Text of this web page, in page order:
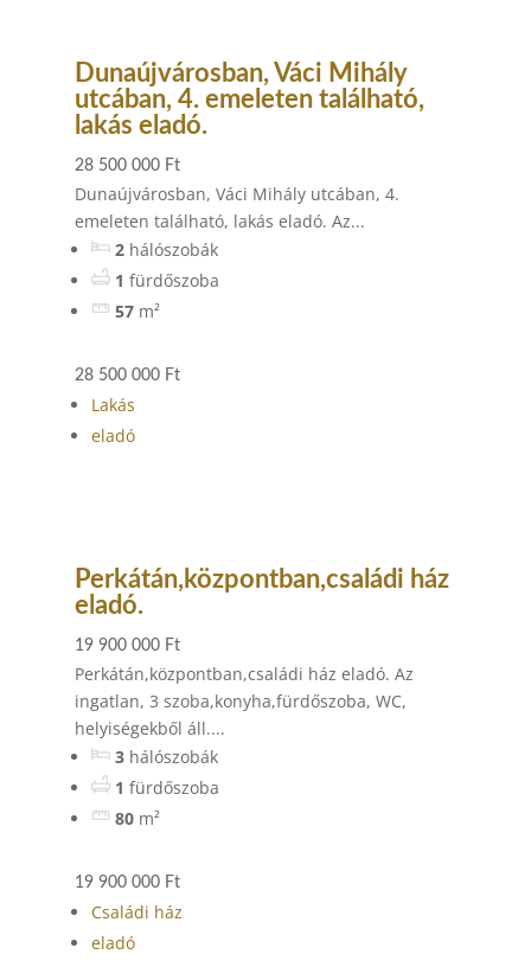
Dunaújvárosban, Váci Mihály
utcában, 4. emeleten található,
lakás eladó.
28 500 000 Ft
Dunaújvárosban, Váci Mihály utcában, 4.
emeleten található, lakás eladó. Az...
2 hálószobák
1 fürdőszoba
57 m²
28 500 000 Ft
Lakás
eladó
Perkátán,központban,családi ház
eladó.
19 900 000 Ft
Perkátán,központban,családi ház eladó. Az
ingatlan, 3 szoba,konyha,fürdőszoba, WC,
helyiségekből áll....
3 hálószobák
1 fürdőszoba
80 m²
19 900 000 Ft
Családi ház
eladó